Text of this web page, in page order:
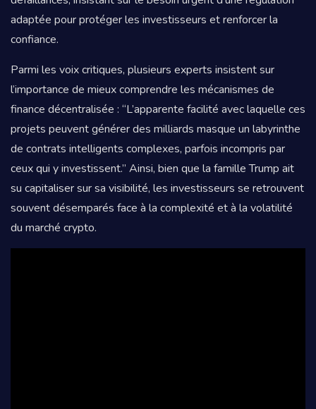
adaptée pour protéger les investisseurs et renforcer la
confiance.
Parmi les voix critiques, plusieurs experts insistent sur
l’importance de mieux comprendre les mécanismes de
finance décentralisée : “L’apparente facilité avec laquelle ces
projets peuvent générer des milliards masque un labyrinthe
de contrats intelligents complexes, parfois incompris par
ceux qui y investissent.” Ainsi, bien que la famille Trump ait
su capitaliser sur sa visibilité, les investisseurs se retrouvent
souvent désemparés face à la complexité et à la volatilité
du marché crypto.